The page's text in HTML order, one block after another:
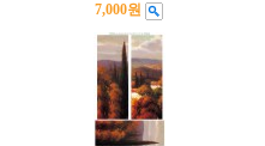
7,000원